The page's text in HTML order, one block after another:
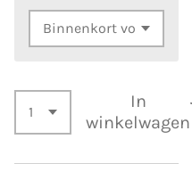
In
winkelwagen